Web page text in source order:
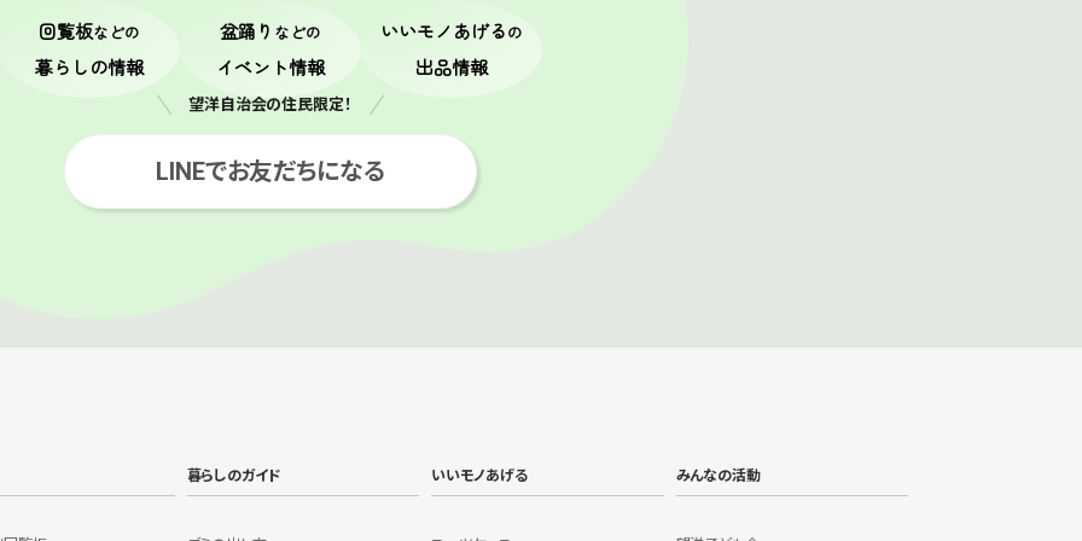
回覧板などの
暮らしの情報
盆踊り などの
イベント情報
いいモノあげるの
出品情報
望洋自治会の住民限定！
LINEでお友だちになる
暮らしのガイド いいモノあげる みんなの活動